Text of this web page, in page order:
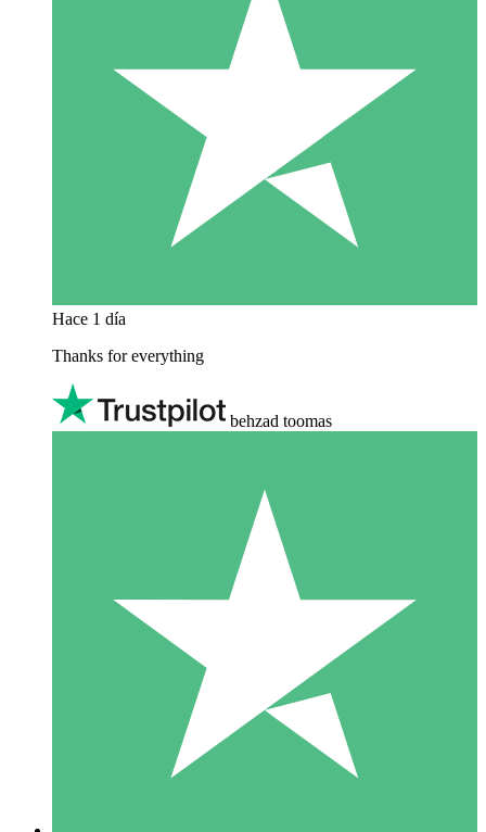
Hace 1 día
Thanks for everything
behzad toomas